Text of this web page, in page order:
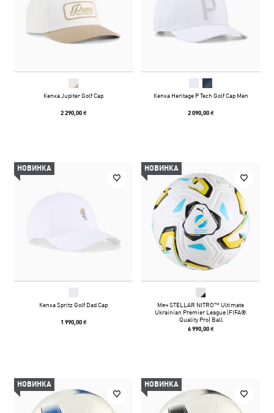
Кепка Jupiter Golf Cap
2 290,00 ₴
Кепка Heritage P Tech Golf Cap Men
2 090,00 ₴
НОВИНКА
Кепка Spritz Golf Dad Cap
1 990,00 ₴
НОВИНКА
Мяч STELLAR NITRO™ Ultimate
Ukrainian Premier League (FIFA®
Quality Pro) Ball
6 990,00 ₴
НОВИНКА НОВИНКА